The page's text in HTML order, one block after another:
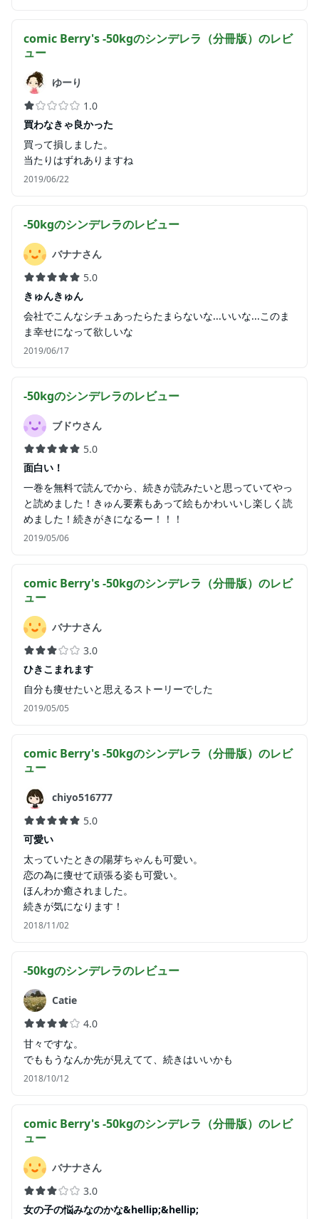
comic Berry's -50kgのシンデレラ（分冊版） のレビ
ュー
ゆーり
1.0
買わなきゃ良かった
買って損しました。
当たりはずれありますね
2019/06/22
-50kgのシンデレラのレビュー
バナナさん
5.0
きゅんきゅん
会社でこんなシチュあったらたまらないな...いいな...このま
ま幸せになって欲しいな
2019/06/17
-50kgのシンデレラのレビュー
ブドウさん
5.0
面白い！
一巻を無料で読んでから、続きが読みたいと思っていてやっ
と読めました！きゅん要素もあって絵もかわいいし楽しく読
めました！続きがきになるー！！！
2019/05/06
comic Berry's -50kgのシンデレラ（分冊版） のレビ
ュー
バナナさん
3.0
ひきこまれます
自分も痩せたいと思えるストーリーでした
2019/05/05
comic Berry's -50kgのシンデレラ（分冊版） のレビ
ュー
chiyo516777
5.0
可愛い
太っていたときの陽芽ちゃんも可愛い。
恋の為に痩せて頑張る姿も可愛い。
ほんわか癒されました。
続きが気になります！
2018/11/02
-50kgのシンデレラのレビュー
Catie
4.0
甘々ですな。
でももうなんか先が見えてて、続きはいいかも
2018/10/12
comic Berry's -50kgのシンデレラ（分冊版） のレビ
ュー
バナナさん
3.0
女の子の悩みなのかな&hellip;&hellip;